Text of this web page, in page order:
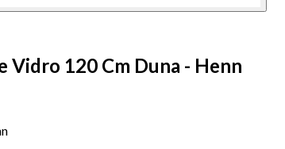
Vidro 120 Cm Duna - Henn